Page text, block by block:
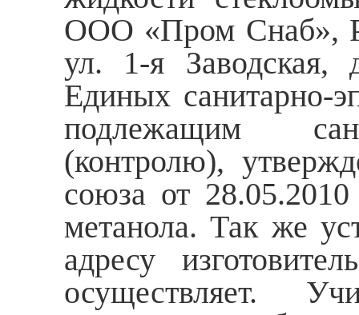
ООО «Пром Снаб»,
ул. 1-я Заводская,
Единых санитарно-
подлежащим
(контролю),
союза от
метанола. Так же
адресу
осуществляет.